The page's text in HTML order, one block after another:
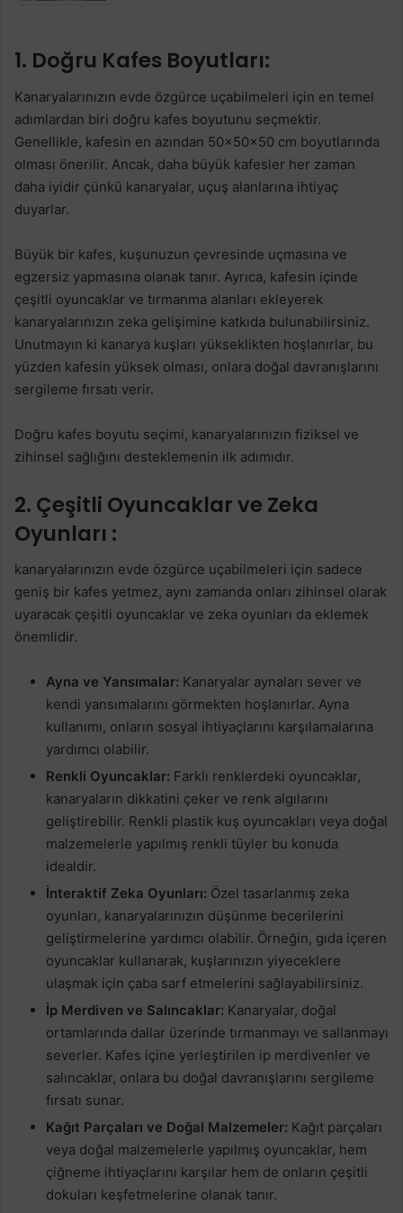
1. Doğru Kafes Boyutları:
Kanaryalarınızın evde özgürce uçabilmeleri için en temel
adımlardan biri doğru kafes boyutunu seçmektir.
Genellikle, kafesin en azından 50x50x50 cm boyutlarında
olması önerilir. Ancak, daha büyük kafesler her zaman
daha iyidir çünkü kanaryalar, uçuş alanlarına ihtiyaç
duyarlar.
Büyük bir kafes, kuşunuzun çevresinde uçmasına ve
egzersiz yapmasına olanak tanır. Ayrıca, kafesin içinde
çeşitli oyuncaklar ve tırmanma alanları ekleyerek
kanaryalarınızın zeka gelişimine katkıda bulunabilirsiniz.
Unutmayın ki kanarya kuşları yükseklikten hoşlanırlar, bu
yüzden kafesin yüksek olması, onlara doğal davranışlarını
sergileme fırsatı verir.
Doğru kafes boyutu seçimi, kanaryalarınızın fiziksel ve
zihinsel sağlığını desteklemenin ilk adımıdır.
2. Çeşitli Oyuncaklar ve Zeka
Oyunları :
kanaryalarınızın evde özgürce uçabilmeleri için sadece
geniş bir kafes yetmez, aynı zamanda onları zihinsel olarak
uyaracak çeşitli oyuncaklar ve zeka oyunları da eklemek
önemlidir.
Ayna ve Yansımalar: Kanaryalar aynaları sever ve
kendi yansımalarını görmekten hoşlanırlar. Ayna
kullanımı, onların sosyal ihtiyaçlarını karşılamalarına
yardımcı olabilir.
Renkli Oyuncaklar: Farklı renklerdeki oyuncaklar,
kanaryaların dikkatini çeker ve renk algılarını
geliştirebilir. Renkli plastik kuş oyuncakları veya doğal
malzemelerle yapılmış renkli tüyler bu konuda
idealdir.
İnteraktif Zeka Oyunları: Özel tasarlanmış zeka
oyunları, kanaryalarınızın düşünme becerilerini
geliştirmelerine yardımcı olabilir. Örneğin, gıda içeren
oyuncaklar kullanarak, kuşlarınızın yiyeceklere
ulaşmak için çaba sarf etmelerini sağlayabilirsiniz.
İp Merdiven ve Salıncaklar: Kanaryalar, doğal
ortamlarında dallar üzerinde tırmanmayı ve sallanmayı
severler. Kafes içine yerleştirilen ip merdivenler ve
salıncaklar, onlara bu doğal davranışlarını sergileme
fırsatı sunar.
Kağıt Parçaları ve Doğal Malzemeler: Kağıt parçaları
veya doğal malzemelerle yapılmış oyuncaklar, hem
çiğneme ihtiyaçlarını karşılar hem de onların çeşitli
dokuları keşfetmelerine olanak tanır.